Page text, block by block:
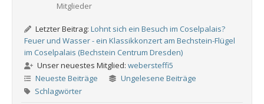
Mitglieder
Letzter Beitrag: Lohnt sich ein Besuch im Coselpalais?
Feuer und Wasser - ein Klassikkonzert am Bechstein-Flügel
im Coselpalais (Bechstein Centrum Dresden)
Unser neuestes Mitglied: webersteffi5
Neueste Beiträge
Ungelesene Beiträge
Schlagwörter